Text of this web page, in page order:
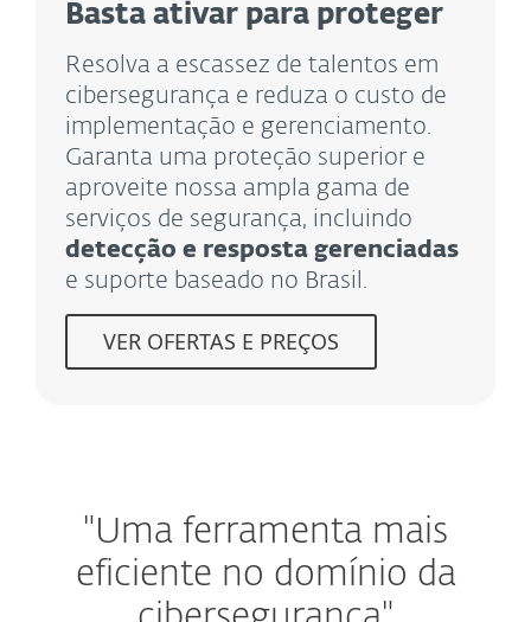
Basta ativar para proteger
Resolva a escassez de talentos em
cibersegurança e reduza o custo de
implementação e gerenciamento.
Garanta uma proteção superior e
aproveite nossa ampla gama de
serviços de segurança, incluindo
detecção e resposta gerenciadas
e suporte baseado no Brasil.
VER OFERTAS E PREÇOS
"Uma ferramenta mais
eficiente no domínio da